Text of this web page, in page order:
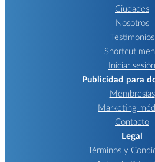
Ciudades
Nosotros
Testimonios
Shortcut
Iniciar sesión
Publicidad para
Membresías
Marketing
Contacto
Legal
Términos y